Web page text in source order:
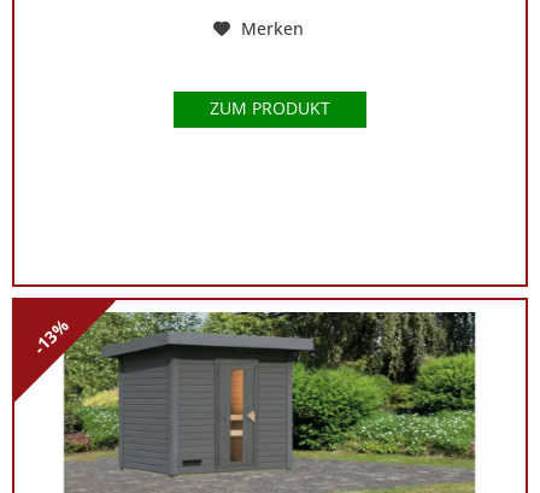
Merken
ZUM PRODUKT
-13%